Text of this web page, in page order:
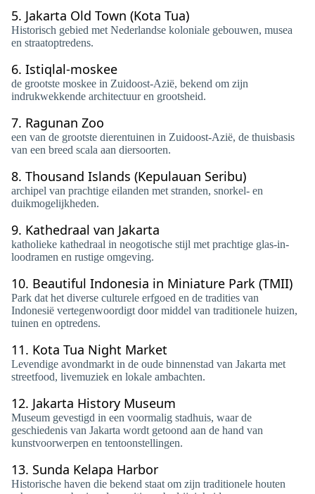
5. Jakarta Old Town (Kota Tua)
Historisch gebied met Nederlandse koloniale gebouwen, musea
en straatoptredens.
6. Istiqlal-moskee
de grootste moskee in Zuidoost-Azië, bekend om zijn
indrukwekkende architectuur en grootsheid.
7. Ragunan Zoo
een van de grootste dierentuinen in Zuidoost-Azië, de thuisbasis
van een breed scala aan diersoorten.
8. Thousand Islands (Kepulauan Seribu)
archipel van prachtige eilanden met stranden, snorkel- en
duikmogelijkheden.
9. Kathedraal van Jakarta
katholieke kathedraal in neogotische stijl met prachtige glas-in-
loodramen en rustige omgeving.
10. Beautiful Indonesia in Miniature Park (TMII)
Park dat het diverse culturele erfgoed en de tradities van
Indonesië vertegenwoordigt door middel van traditionele huizen,
tuinen en optredens.
11. Kota Tua Night Market
Levendige avondmarkt in de oude binnenstad van Jakarta met
streetfood, livemuziek en lokale ambachten.
12. Jakarta History Museum
Museum gevestigd in een voormalig stadhuis, waar de
geschiedenis van Jakarta wordt getoond aan de hand van
kunstvoorwerpen en tentoonstellingen.
13. Sunda Kelapa Harbor
Historische haven die bekend staat om zijn traditionele houten